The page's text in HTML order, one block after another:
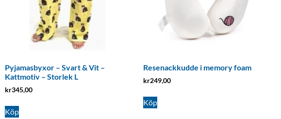
Pyjamasbyxor – Svart & Vit –
Kattmotiv – Storlek L
kr345,00
Köp
Resenackkudde i memory foam
kr249,00
Köp